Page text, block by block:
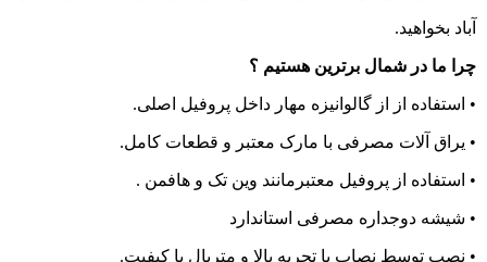
آباد بخواهید.
چرا ما در شمال برترین هستیم ؟
• استفاده از از گالوانیزه مهار داخل پروفیل اصلی.
• یراق آلات مصرفی با مارک معتبر و قطعات کامل.
• استفاده از پروفیل معتبرمانند وین تک و هافمن .
• شیشه دوجداره مصرفی استاندارد
• نصب توسط نصاب با تجربه بالا و متریال با کیفیت.